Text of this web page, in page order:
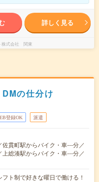
詳しく見る
株式会社 関東
の仕分け
登録OK 派遣
貫町駅からバイク・車---分／
総湊駅からバイク・車---分／
ト制で好きな曜日で働ける！